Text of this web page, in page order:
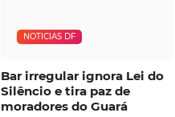
NOTICIAS DF
Bar irregular ignora Lei do
Silêncio e tira paz de
moradores do Guará